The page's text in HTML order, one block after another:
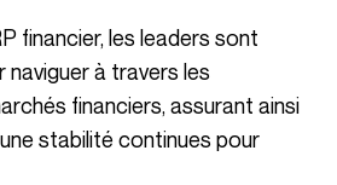
naviguer à travers les
financiers, assurant ainsi
stabilité continues pour